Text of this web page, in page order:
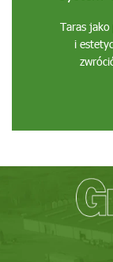
Taras jako
i